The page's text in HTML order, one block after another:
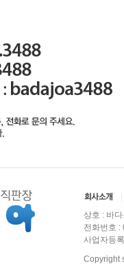
상호 : 바
전화번호
사업자등
Copyright